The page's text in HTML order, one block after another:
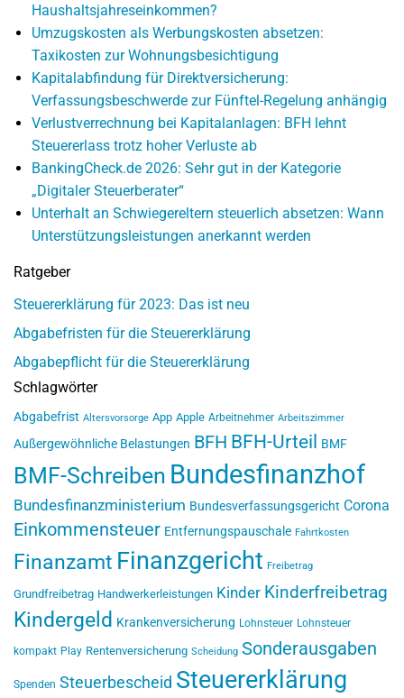
Haushaltsjahreseinkommen?
Umzugskosten als Werbungskosten absetzen:
Taxikosten zur Wohnungsbesichtigung
Kapitalabfindung für Direktversicherung:
Verfassungsbeschwerde zur Fünftel-Regelung anhängig
Verlustverrechnung bei Kapitalanlagen: BFH lehnt
Steuererlass trotz hoher Verluste ab
BankingCheck.de 2026: Sehr gut in der Kategorie
„Digitaler Steuerberater“
Unterhalt an Schwiegereltern steuerlich absetzen: Wann
Unterstützungsleistungen anerkannt werden
Ratgeber
Steuererklärung für 2023: Das ist neu
Abgabefristen für die Steuererklärung
Abgabepflicht für die Steuererklärung
Schlagwörter
Abgabefrist Altersvorsorge App Apple Arbeitnehmer Arbeitszimmer
Außergewöhnliche Belastungen BFH BFH-Urteil BMF
BMF-Schreiben Bundesfinanzhof
Bundesfinanzministerium Bundesverfassungsgericht Corona
Einkommensteuer Entfernungspauschale Fahrtkosten
Finanzamt Finanzgericht Freibetrag
Grundfreibetrag Handwerkerleistungen Kinder Kinderfreibetrag
Kindergeld Krankenversicherung Lohnsteuer Lohnsteuer
kompakt Play Rentenversicherung Scheidung Sonderausgaben
Spenden Steuerbescheid Steuererklärung